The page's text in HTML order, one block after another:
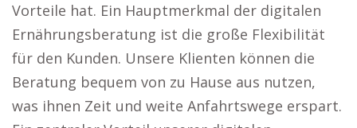
Vorteile hat. Ein Hauptmerkmal der digitalen
Ernährungsberatung ist die große Flexibilität
für den Kunden. Unsere Klienten können die
Beratung bequem von zu Hause aus nutzen,
was ihnen Zeit und weite Anfahrtswege erspart.